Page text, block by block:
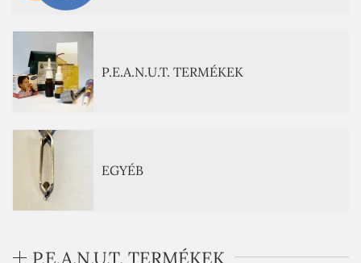
P.E.A.N.U.T. TERMÉKEK
EGYÉB
P.E.A.N.U.T. TERMÉKEK